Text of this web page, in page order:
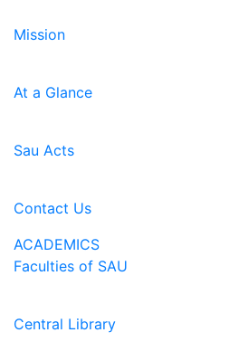
Mission
At a Glance
Sau Acts
Contact Us
ACADEMICS
Faculties of SAU
Central Library